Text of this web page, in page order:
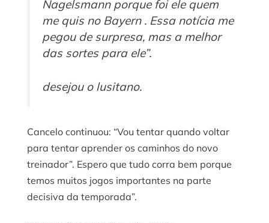
Nagelsmann porque foi ele quem
me quis no Bayern . Essa notícia me
pegou de surpresa, mas a melhor
das sortes para ele”.
desejou o lusitano.
Cancelo continuou: “Vou tentar quando voltar
para tentar aprender os caminhos do novo
treinador”. Espero que tudo corra bem porque
temos muitos jogos importantes na parte
decisiva da temporada”.